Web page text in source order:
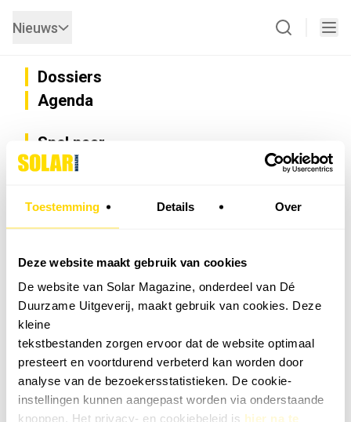
Toestemming Details Over
Deze website maakt gebruik van cookies
De website van Solar Magazine, onderdeel van Dé
Duurzame Uitgeverij, maakt gebruik van cookies. Deze
kleine
tekstbestanden zorgen ervoor dat de website optimaal
presteert en voortdurend verbeterd kan worden door
analyse van de bezoekersstatistieken. De cookie-
instellingen kunnen aangepast worden via onderstaande
knoppen. Het privacy- en cookiebeleid is hier na te
Nieuws
Dossiers
Agenda
Snel naar
Privacy
Nieuwsbrief
Vacatures
Installateurzoeker
Cookievoorkeuren wijzigen
English
Geef ons feedback
Vertel ons wat je van onze website vindt.
Tip de redactie